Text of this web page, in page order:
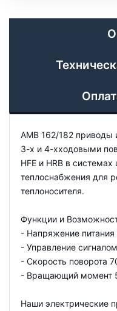
AMB 162/182 приводы
3-х и 4-хходовыми
HFE и HRB в системах
теплоснабжения для
теплоносителя.
Функции и
- Напряжение
- Управление
- Скорость поворота
- Вращающий момент
Наши электрические